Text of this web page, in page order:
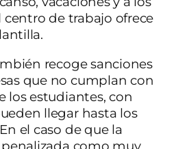
centro de trabajo ofrece
recoge sanciones
que no cumplan con
los estudiantes, con
llegar hasta los
el caso de que la